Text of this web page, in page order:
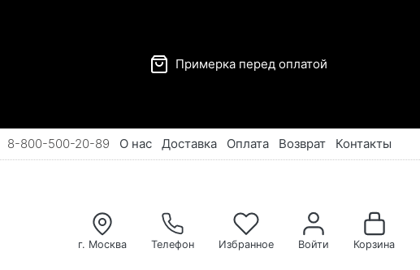
Примерка перед оплатой
8-800-500-20-89 О нас Доставка Оплата Возврат Контакты
г. Москва Телефон Избранное Войти Корзина